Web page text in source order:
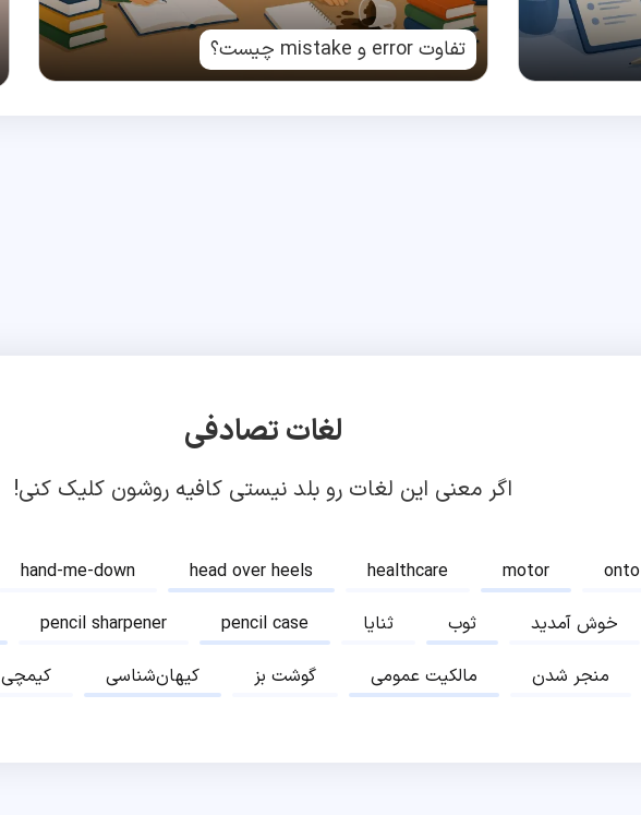
تفاوت error و mistake چیست؟
لغات تصادفی
اگر معنی این لغات رو بلد نیستی کافیه روشون کلیک کنی!
hand-me-down head over heels healthcare motor onto
pencil sharpener pencil case ثنایا ثوب خوش آمدید
کیمچی کیهان‌شناسی گوشت بز مالکیت عمومی منجر شدن